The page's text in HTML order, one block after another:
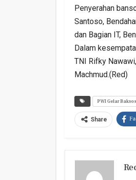
Penyerahan
Santoso,
dan Bagian IT,
Dalam
TNI Rifky
Machmud.(Red)
PWI Gelar Baksos
Share